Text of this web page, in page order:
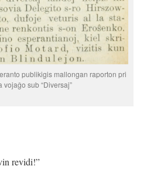
publikigis mallongan raporton pri
vojaĝo sub “Diversaj”
revidi!”